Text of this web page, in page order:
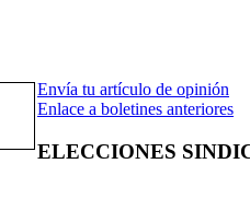
Envía tu artículo de opinión
Enlace a boletines anteriores
ELECCIONES